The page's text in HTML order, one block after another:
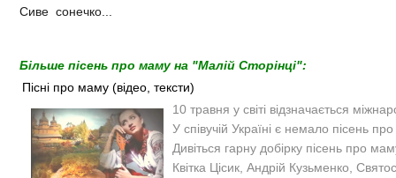
Сиве сонечко...
Більше пісень про маму на "Малій Сторінці":
Пісні про маму (відео, тексти)
10 травня у світі відзначається
У співучій Україні є немало пісень
Дивіться гарну добірку пісень про
Квітка Цісик, Андрій Кузьменко,